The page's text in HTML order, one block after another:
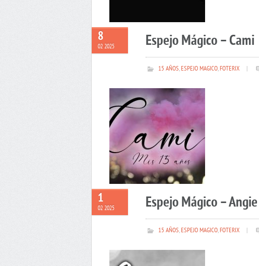
8
02 2025 Espejo Mágico – Cami
15 AÑOS,ESPEJO MAGICO,FOTERIX
1
02 2025 Espejo Mágico – Angie
15 AÑOS,ESPEJO MAGICO,FOTERIX